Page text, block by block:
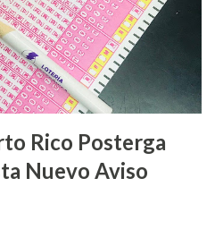
Rico Posterga
Nuevo Aviso